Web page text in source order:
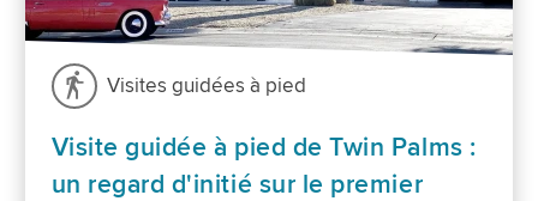
Visites guidées à pied
Visite guidée à pied de Twin Palms :
un regard d'initié sur le premier